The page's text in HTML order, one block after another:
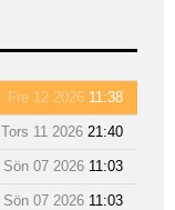
Fre 12 2026 11:38
Tors 11 2026 21:40
Sön 07 2026 11:03
Sön 07 2026 11:03